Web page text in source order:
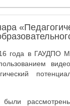
года в ГАУДПО